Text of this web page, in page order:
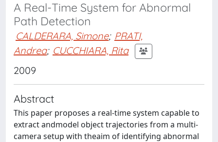
A Real-Time System for Abnormal
Path Detection
CALDERARA, Simone; PRATI,
Andrea; CUCCHIARA, Rita
2009
Abstract
This paper proposes a real-time system capable to
extract andmodel object trajectories from a multi-
camera setup with theaim of identifying abnormal